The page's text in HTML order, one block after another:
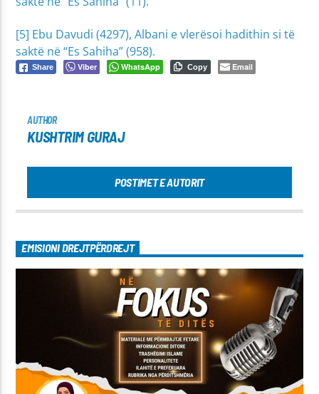
[5] Ebu Davudi (4297), Albani e vlerësoi hadithin si të
saktë në “Es Sahiha” (958).
Share Viber WhatsApp Copy Email
AUTHOR
KUSHTRIM GURAJ
POSTIMET E AUTORIT
EMISIONI DREJTPËRDREJT